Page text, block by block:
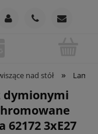
nad stół »
dymionymi
3xE27